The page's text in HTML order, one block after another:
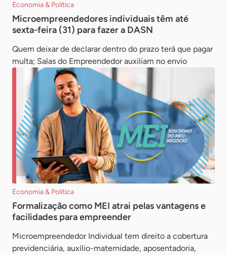
Economia & Política
Microempreendedores individuais têm até
sexta-feira (31) para fazer a DASN
Quem deixar de declarar dentro do prazo terá que pagar
multa; Salas do Empreendedor auxiliam no envio
Economia & Política
Formalização como MEI atrai pelas vantagens e
facilidades para empreender
Microempreendedor Individual tem direito a cobertura
previdenciária, auxílio-maternidade, aposentadoria,